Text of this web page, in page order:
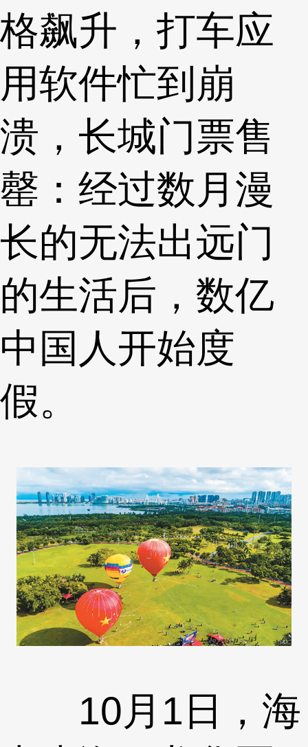
格飙升，打车应
用软件忙到崩
溃，长城门票售
罄：经过数月漫
长的无法出远门
的生活后，数亿
中国人开始度
假。
10月1日，海